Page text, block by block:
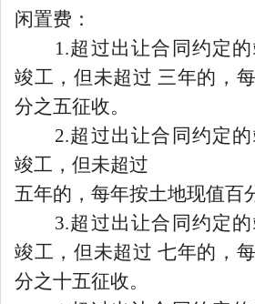
闲置费：
1.超过出让合同约定
竣工，但未超过 三年的，
分之五征收。
2.超过出让合同约定
竣工，但未超过
五年的，每年按土地现值百
3.超过出让合同约定
竣工，但未超过 七年的，
分之十五征收。